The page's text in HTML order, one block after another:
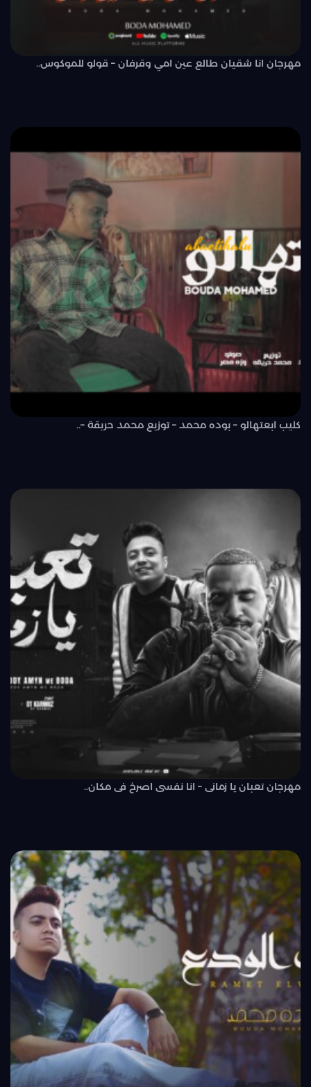
مهرجان انا شقيان طالع عين امي وقرفان – قولو للموكوس..
كليب ابعتهالو – بوده محمد – توزيع محمد حريقة –..
مهرجان تعبان يا زمانى – انا نفسى اصرخ فى مكان..